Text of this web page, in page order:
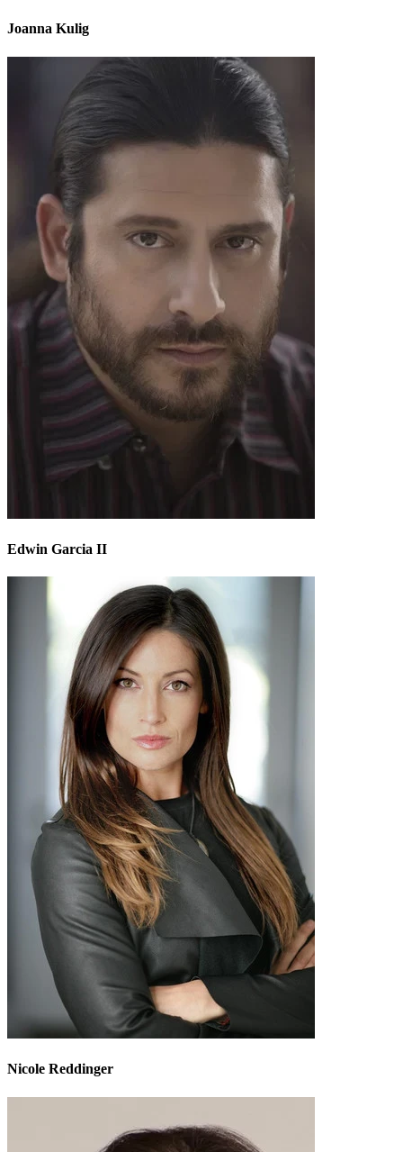
Joanna Kulig
Edwin Garcia II
Nicole Reddinger